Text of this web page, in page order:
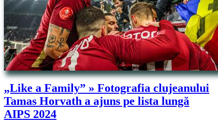
„Like a Family” » Fotografia clujeanului
Tamas Horvath a ajuns pe lista lungă
AIPS 2024